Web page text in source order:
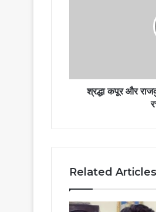
श्रद्धा कपूर और
Related Articles